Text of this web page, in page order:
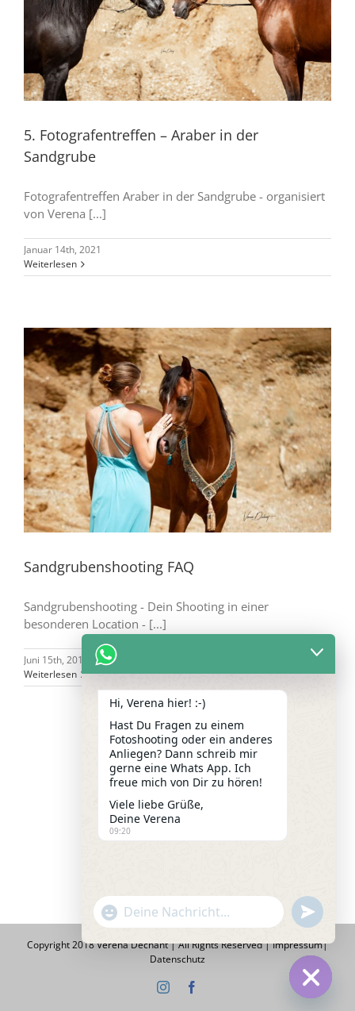
5. Fotografentreffen – Araber in der
Sandgrube
Fotografentreffen Araber in der Sandgrube - organisiert
von Verena [...]
Januar 14th, 2021
Weiterlesen
Sandgrubenshooting FAQ
Sandgrubenshooting - Dein Shooting in einer
besonderen Location - [...]
Juni 15th, 2018
Weiterlesen
Zurück
Copyright 2018 Verena Dechant | All Rights Reserved |Impressum|
Datenschutz
Instagram
Hi, Verena hier! :-)
Hast Du Fragen zu einem
Fotoshooting oder ein anderes
Anliegen? Dann schreib mir
gerne eine Whats App. Ich
freue mich von Dir zu hören!
Viele liebe Grüße,
Deine Verena
09:20
"+chaty_settings.lang.emoji_picker+"
WhatsApp
undefined